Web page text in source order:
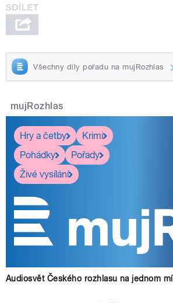
Všechny díly pořadu na mujRozhlas
mujRozhlas
Hry a četby
Krimi
Pohádky
Pořady
Živé vysílání
Audiosvět Českého rozhlasu na jednom